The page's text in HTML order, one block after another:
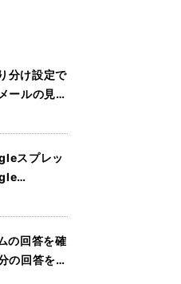
分け設定で
ールの見逃
スプレッ
介
の回答を確
の回答を確